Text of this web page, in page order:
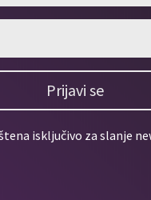
Prijavi se
isključivo za slanje